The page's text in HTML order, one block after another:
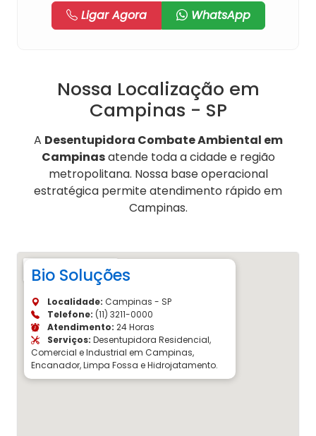
Ligar Agora
WhatsApp
Nossa Localização em
Campinas - SP
A Desentupidora Combate Ambiental em
Campinasatende toda a cidade e região
metropolitana. Nossa base operacional
estratégica permite atendimento rápido em
Campinas.
Bio Soluções
Localidade: Campinas - SP
Telefone: (11) 3211-0000
Atendimento: 24 Horas
Serviços: Desentupidora Residencial,
Comercial e Industrial em Campinas,
Encanador, Limpa Fossa e Hidrojatamento.